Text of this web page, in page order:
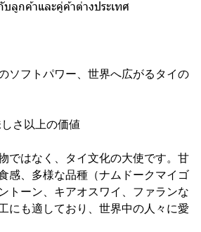
บลูกค้าและคู่ค้าต่างประเทศ
ソフトパワー、世界へ広がるタイの
さ以上の価値
ではなく、タイ文化の大使です。甘
感、多様な品種（ナムドークマイゴ
トーン、キアオスワイ、ファランな
にも適しており、世界中の人々に愛